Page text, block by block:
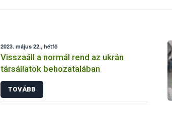
2023. május 22., hétfő
Visszaáll a normál rend az ukrán
társállatok behozatalában
TOVÁBB